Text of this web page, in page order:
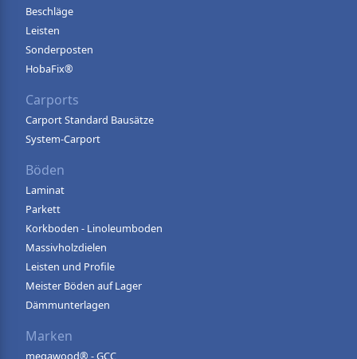
Beschläge
Leisten
Sonderposten
HobaFix®
Carports
Carport Standard Bausätze
System-Carport
Böden
Laminat
Parkett
Korkboden - Linoleumboden
Massivholzdielen
Leisten und Profile
Meister Böden auf Lager
Dämmunterlagen
Marken
megawood® - GCC